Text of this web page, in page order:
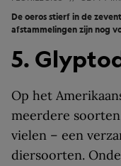
De oeros stierf in de
afstammelingen zijn nog
5.
Op het
meerdere
vielen – een
diersoorten.